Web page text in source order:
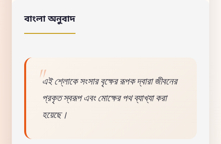
বাংলা অনুবাদ
এই শ্লোকে সংসার বৃক্ষের রূপক দ্বারা জীবনের
প্রকৃত স্বরূপ এবং মোক্ষের পথ ব্যাখ্যা করা
হয়েছে।